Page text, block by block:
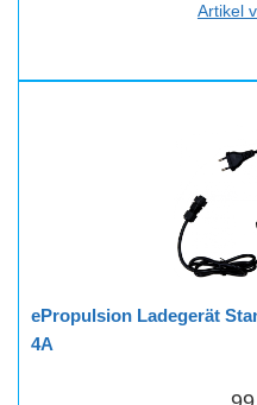
Artikel
ePropulsion Ladegerät
4A